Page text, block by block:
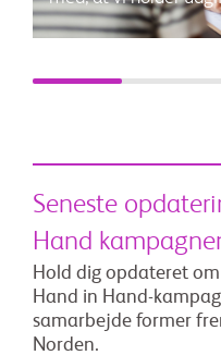
Seneste
Hand
Hold dig opdateret
Hand in Hand-
samarbejde former
Norden.